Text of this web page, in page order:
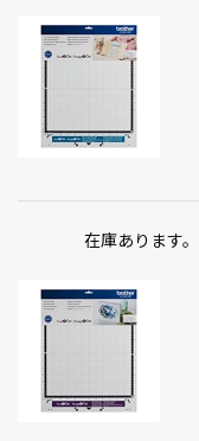
在庫あります。